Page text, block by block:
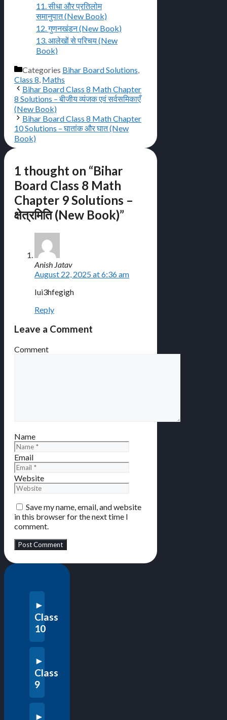
11. सीधा और प्रतिलोम
समानुपात (New Book)
12. गुणनखंडन (New Book)
13. आलेखों से परिचय (New
Book)
Categories Bihar Board Solutions
Class 8 Maths
Bihar Board Class 8 Math Chapter
8 Solutions – बीजीय व्यंजक एवं सर्वसमिकाएँ
(New Book)
Bihar Board Class 8 Math Chapter
10 Solutions – घातांक और घात (New
Book)
1 thought on “Bihar
Board Class 8 Math
Chapter 9 Solutions –
क्षेत्रमिति (New Book)”
Anish Jatav
August 22, 2025 at 6:36 am
Iui3hfegigh
Reply
Leave a Comment
Comment
Name
Email
Website
Save my name, email, and website
in this browser for the next time I
comment.
Class
10
Class
9